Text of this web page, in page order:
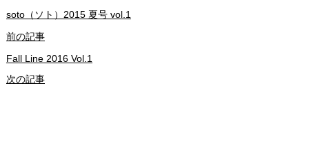
soto（ソト）2015 夏号 vol.1
前の記事
Fall Line 2016 Vol.1
次の記事